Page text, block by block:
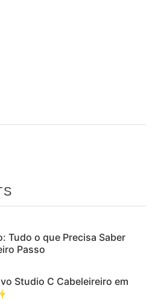
Tudo o que Precisa Saber
Passo
Studio C Cabeleireiro em